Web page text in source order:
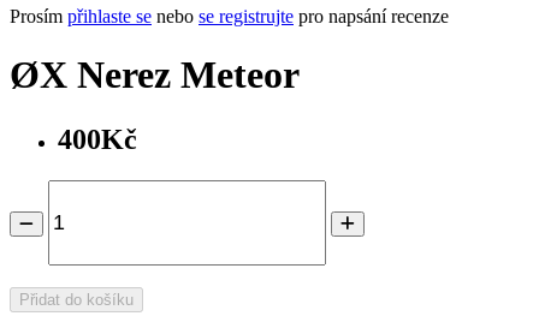
Prosím přihlaste se nebo se registrujte pro napsání recenze
ØX Nerez Meteor
400Kč
Přidat do košíku